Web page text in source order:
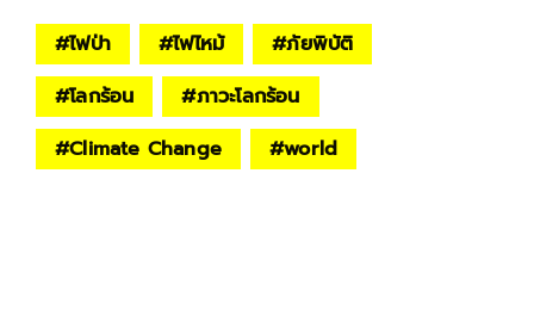
#ไฟป่า #ไฟไหม้ #ภัยพิบัติ
#โลกร้อน #ภาวะโลกร้อน
#Climate Change #world